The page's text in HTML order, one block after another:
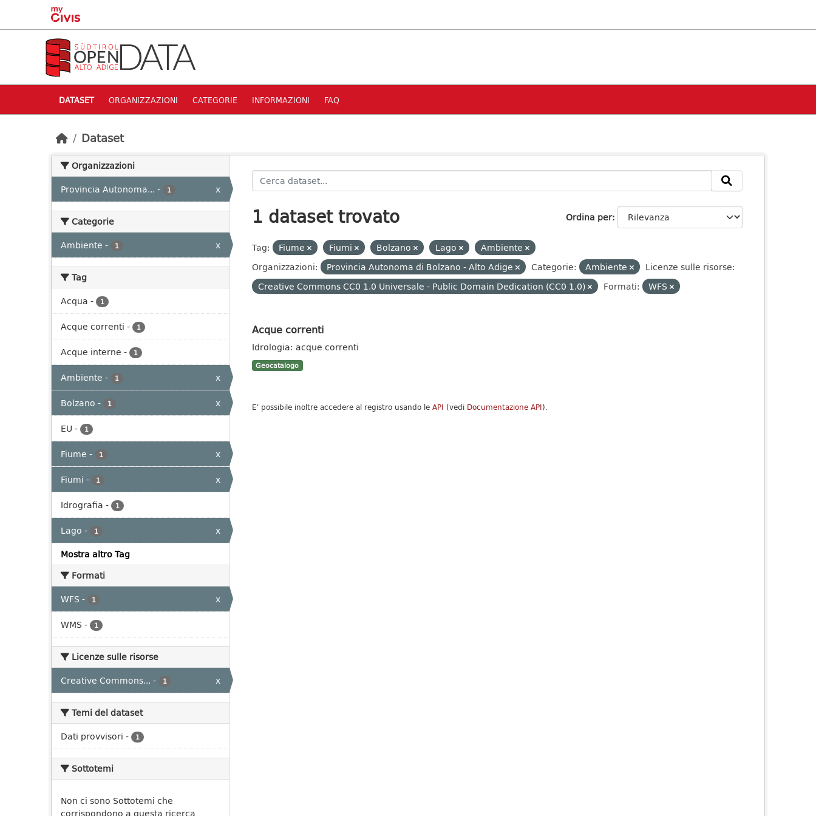
Skip to main content
DATASET ORGANIZZAZIONI CATEGORIE INFORMAZIONI FAQ
Dataset
Organizzazioni
Provincia Autonoma... - 1 x
Categorie
Ambiente - 1 x
Tag
Acqua - 1
Acque correnti - 1
Acque interne - 1
Ambiente - 1
x
Bolzano - 1
x
EU - 1
Fiume - 1
x
Fiumi - 1
x
Idrografia - 1
Lago - 1
x
Mostra altro Tag
Formati
WFS - 1
x
WMS - 1
Licenze sulle risorse
Creative Commons... - 1 x
Temi del dataset
Dati provvisori - 1
Sottotemi
Non ci sono Sottotemi che
corrispondono a questa ricerca
Ordina per
1 dataset trovato
Tag: Fiume Fiumi Bolzano Lago
Ambiente
Organizzazioni:
Provincia Autonoma di Bolzano - Alto Adige Categorie: Ambiente
Licenze sulle risorse:
Creative Commons CC0 1.0 Universale - Public Domain Dedication (CC0 1.0)
Formati: WFS
Acque correnti
Idrologia: acque correnti
Geocatalogo
E' possibile inoltre accedere al registro usando le API (vedi Documentazione API).